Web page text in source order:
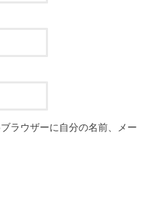
ラウザーに自分の名前、メー